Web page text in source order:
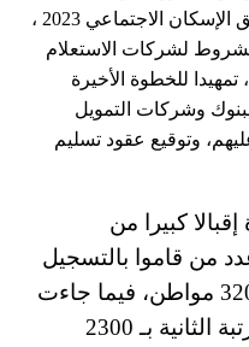
المرحلة سيتم اعلان نتيجة حجز شقق الإسكان الاجتماعي 2023 ،
لشركات الاستعلام
تمهيدا للخطوة الأخيرة
وشركات التمويل
وتوقيع عقود تسليم
كبيرا من
من قاموا بالتسجيل
على الموقع الإلكتروني نحو 3200 مواطن، فيما جاءت
مدينة أسيوط الجديدة في المرتبة الثانية بـ 2300